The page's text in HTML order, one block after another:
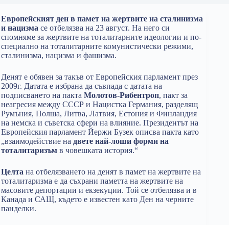
Европейският ден в памет на жертвите на сталинизма
и нацизма се отбелязва на 23 август. На него си
спомняме за жертвите на тоталитарните идеологии и по-
специално на тоталитарните комунистически режими,
сталинизма, нацизма и фашизма.
Денят е обявен за такъв от Европейския парламент през
2009г. Датата е избрана да съвпада с датата на
подписването на пакта Молотов-Рибентроп, пакт за
неагресия между СССР и Нацистка Германия, разделящ
Румъния, Полша, Литва, Латвия, Естония и Финландия
на немска и съветска сфери на влияние. Президентът на
Европейския парламент Йержи Бузек описва пакта като
„взаимодействие на двете най-лоши форми на
тоталитаризъм в човешката история.“
Целта на отбелязването на денят в памет на жертвите на
тоталитаризма е да съхрани паметта на жертвите на
масовите депортации и екзекуции. Той се отбелязва и в
Канада и САЩ, където е известен като Ден на черните
панделки.